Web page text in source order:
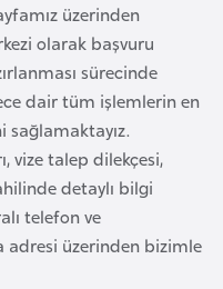
üzerinden
olarak başvuru
sürecinde
dair tüm işlemlerin en
vize talep dilekçesi,
detaylı bilgi
telefon ve
adresi üzerinden bizimle